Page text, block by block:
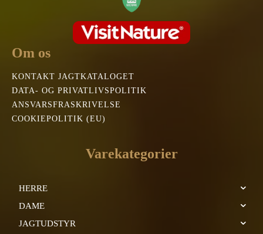
Om os
KONTAKT JAGTKATALOGET
DATA- OG PRIVATLIVSPOLITIK
ANSVARSFRASKRIVELSE
COOKIEPOLITIK (EU)
Varekategorier
HERRE
DAME
JAGTUDSTYR